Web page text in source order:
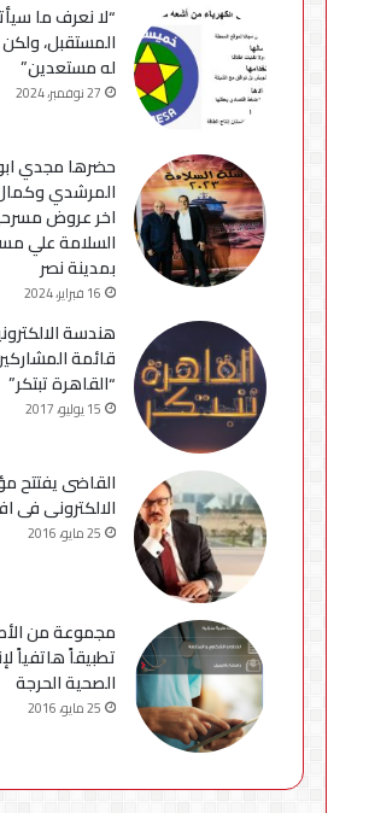
“لا نعرف ما
المستقبل،
له مستعدين”
27 نوفمبر، 2024
حضرها مجدي
المرشدي
اخر عروض
السلامة علي
بمدينة نصر
16 فبراير، 2024
هندسة
قائمة
“القاهرة تبتكر”
15 يوليو، 2017
القاضى يفتتح
الالكترونى فى
25 مايو، 2016
مجموعة من
تطبيقاً هاتفياً
الصحية الحرجة
25 مايو، 2016